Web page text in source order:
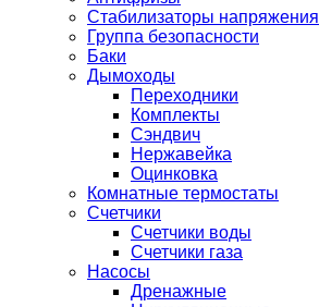
Стабилизаторы напряжения
Группа безопасности
Баки
Дымоходы
Переходники
Комплекты
Сэндвич
Нержавейка
Оцинковка
Комнатные термостаты
Счетчики
Счетчики воды
Счетчики газа
Насосы
Дренажные